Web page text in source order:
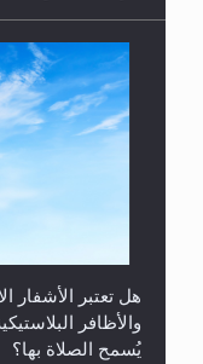
هل تعتبر الأشفار
والأظافر
يُسمح الصلاة بها؟